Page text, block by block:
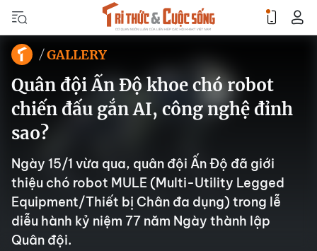
GALLERY
Quân đội Ấn Độ khoe chó robot
chiến đấu gắn AI, công nghệ đỉnh
sao?
Ngày 15/1 vừa qua, quân đội Ấn Độ đã giới
thiệu chó robot MULE (Multi-Utility Legged
Equipment/Thiết bị Chân đa dụng) trong lễ
diễu hành kỷ niệm 77 năm Ngày thành lập
Quân đội.